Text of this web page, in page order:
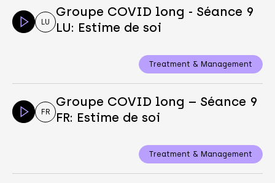
LU
Groupe COVID long - Séance 9
LU: Estime de soi
Treatment & Management
FR
Groupe COVID long – Séance 9
FR: Estime de soi
Treatment & Management